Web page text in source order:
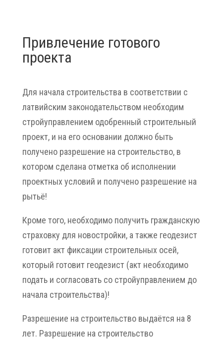
Привлечение готового
проекта
Для начала строительства в соответствии с
латвийским законодательством необходим
стройуправлением одобренный строительный
проект, и на его основании должно быть
получено разрешение на строительство, в
котором сделана отметка об исполнении
проектных условий и получено разрешение на
рытьё!
Кроме того, необходимо получить гражданскую
страховку для новостройки, а также геодезист
готовит акт фиксации строительных осей,
который готовит геодезист (акт необходимо
подать и согласовать со стройуправлением до
начала строительства)!
Разрешение на строительство выдаётся на 8
лет. Разрешение на строительство